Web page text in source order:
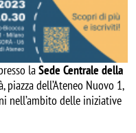
laSede Centrale della
piazza dell’Ateneo Nuovo 1,
nell’ambito delle iniziative